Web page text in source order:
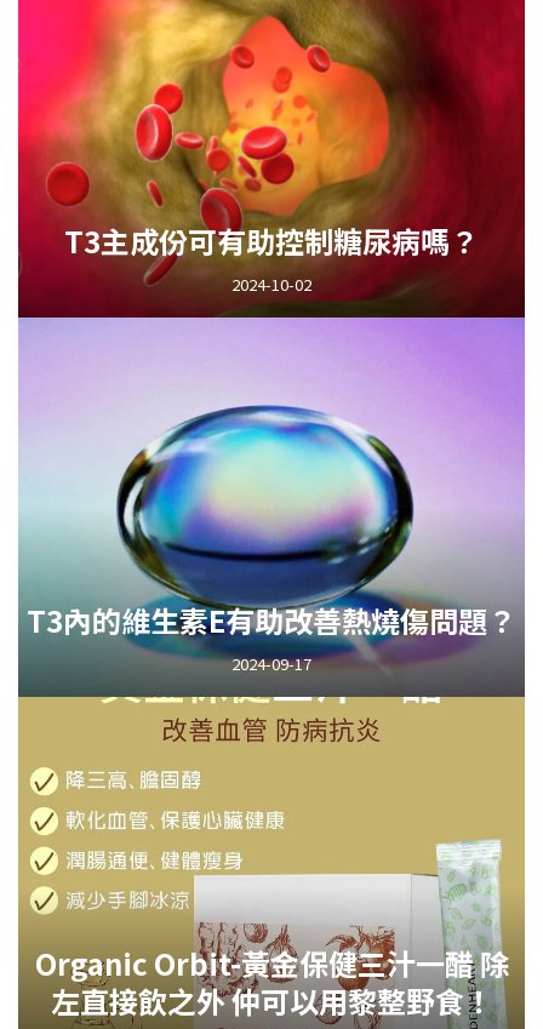
T3主成份可有助控制糖尿病嗎？
2024-10-02
T3內的維生素E有助改善熱燒傷問題？
2024-09-17
Organic Orbit-黃金保健三汁一醋 除
左直接飲之外 仲可以用黎整野食！